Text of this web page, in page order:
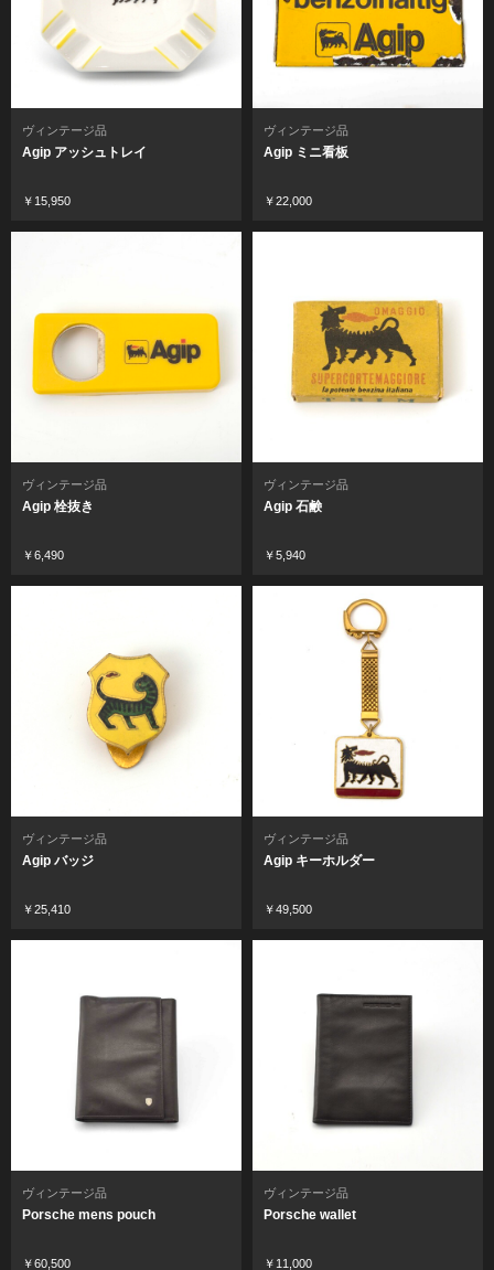
ヴィンテージ品
Agip アッシュトレイ
￥15,950
ヴィンテージ品
Agip ミニ看板
￥22,000
ヴィンテージ品
Agip 栓抜き
￥6,490
ヴィンテージ品
Agip 石鹸
￥5,940
ヴィンテージ品
Agip バッジ
￥25,410
ヴィンテージ品
Agip キーホルダー
￥49,500
ヴィンテージ品
Porsche mens pouch
￥60,500
ヴィンテージ品
Porsche wallet
￥11,000